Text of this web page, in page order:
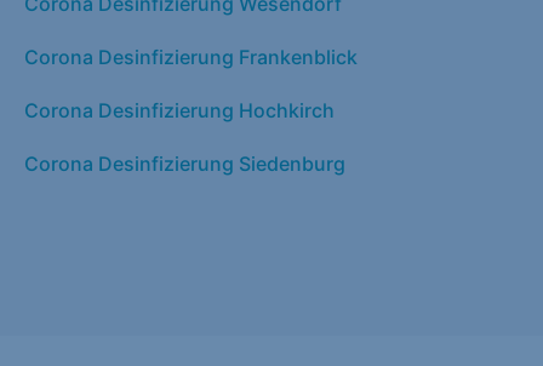
Corona Desinfizierung Frankenblick
Corona Desinfizierung Hochkirch
Corona Desinfizierung Siedenburg